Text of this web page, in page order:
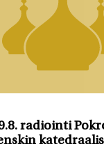
radiointi